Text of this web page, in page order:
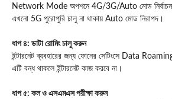
Network Mode অপশনে 4G/3G/Auto মোড নির্বাচন
এখনো 5G পুরোপুরি চালু না থাকায় Auto মোড নিরাপদ।
ধাপ ৪: ডাটা রোমিং চালু করুন
ইন্টারনেট ব্যবহারের জন্য ফোনের সেটিংসে Data
এটি বন্ধ থাকলে ইন্টারনেট কাজ করবে না।
ধাপ ৫: কল ও এসএমএস পরীক্ষা করুন